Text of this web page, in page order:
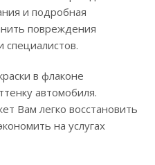
и подробная
повреждения
в флаконе
автомобиля.
Вам легко восстановить
на услугах